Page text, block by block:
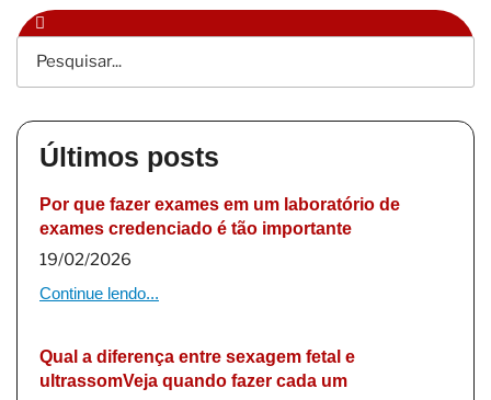
Últimos posts
Por que fazer exames em um laboratório de
exames credenciado é tão importante
19/02/2026
Continue lendo...
Qual a diferença entre sexagem fetal e
ultrassomVeja quando fazer cada um